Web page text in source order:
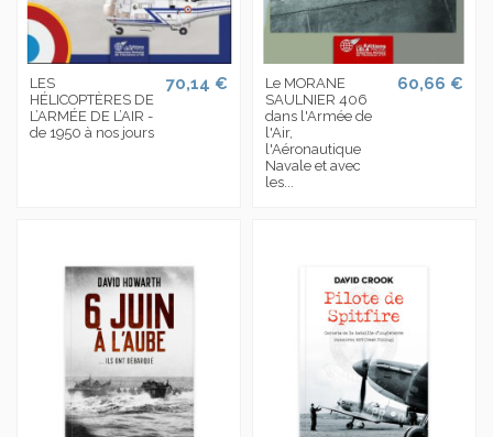
LES
HÉLICOPTÈRES DE
L’ARMÉE DE L’AIR -
de 1950 à nos jours
70,14 €
Le MORANE
SAULNIER 406
dans l'Armée de
l'Air,
l'Aéronautique
Navale et avec
les...
60,66 €